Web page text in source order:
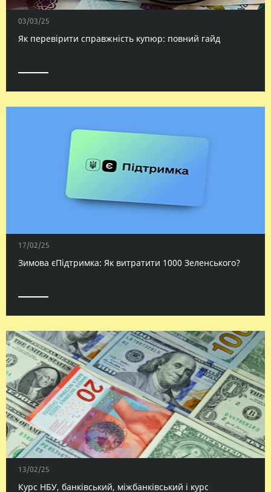
03/03/25
Як перевірити справжність купюр: повний гайд
17/02/25
Зимова єПідтримка: Як витратити 1000 Зеленського?
13/02/25
Курс НБУ, банківський, міжбанківський і курс